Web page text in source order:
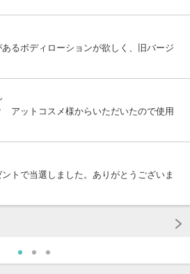
るボディローションが欲しく、旧バージ
アットコスメ様からいただいたので使用
トで当選しました。ありがとうございま